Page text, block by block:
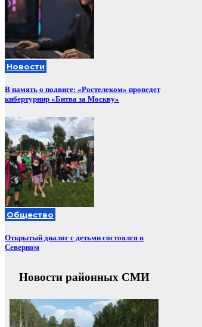
Новости
В память о подвиге: «Ростелеком» проведет
кибертурнир «Битва за Москву»
Общество
Открытый диалог с детьми состоялся в
Северном